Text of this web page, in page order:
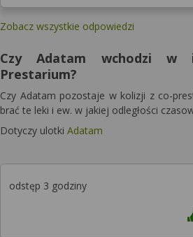
Zobacz wszystkie odpowiedzi
Czy Adatam wchodzi w
Prestarium?
Czy Adatam pozostaje w kolizji z co-
brać te leki i ew. w jakiej odległości
Dotyczy ulotki Adatam
odstęp 3 godziny